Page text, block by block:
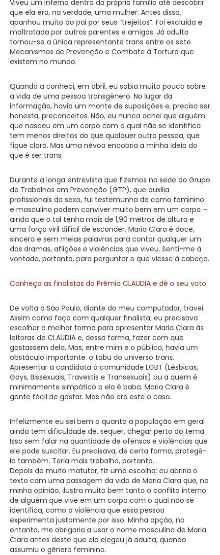
Viveu um inferno dentro da própria família até descobrir
que ela era, na verdade, uma mulher. Antes disso,
apanhou muito do pai por seus “trejeitos”. Foi excluída e
maltratada por outros parentes e amigos. Já adulta
tornou-se a única representante trans entre os sete
Mecanismos de Prevenção e Combate à Tortura que
existem no mundo.
Quando a conheci, em abril, eu sabia muito pouco sobre
a vida de uma pessoa transgênero. No lugar da
informação, havia um monte de suposições e, preciso ser
honesta, preconceitos. Não, eu nunca achei que alguém
que nasceu em um corpo com o qual não se identifica
tem menos direitos do que qualquer outra pessoa, que
fique claro. Mas uma névoa encobria a minha ideia do
que é ser trans.
Durante a longa entrevista que fizemos na sede do Grupo
de Trabalhos em Prevenção (GTP), que auxilia
profissionais do sexo, fui testemunha de como feminino
e masculino podem conviver muito bem em um corpo –
ainda que o tal tenha mais de 1,90 metros de altura e
uma força viril difícil de esconder. Maria Clara é doce,
sincera e sem meias palavras para contar qualquer um
dos dramas, aflições e violências que viveu. Senti-me à
vontade, portanto, para perguntar o que viesse à cabeça.
Conheça as finalistas do Prêmio CLAUDIA e dê o seu voto.
De volta a São Paulo, diante do meu computador, travei.
Assim como faço com qualquer finalista, eu precisava
escolher a melhor forma para apresentar Maria Clara às
leitoras de CLAUDIA e, dessa forma, fazer com que
gostassem dela. Mas, entre mim e o público, havia um
obstáculo importante: o tabu do universo trans.
Apresentar a candidata à comunidade LGBT (Lésbicas,
Gays, Bissexuais, Travestis e Transexuais) ou a quem é
minimamente simpático a ela é baba. Maria Clara é
gente fácil de gostar. Mas não era este o caso.
Infelizmente eu sei bem o quanto a população em geral
ainda tem dificuldade de, sequer, chegar perto do tema.
Isso sem falar na quantidade de ofensas e violências que
ele pode suscitar. Eu precisava, de certa forma, protegê-
la também. Teria mais trabalho, portanto.
Depois de muito matutar, fiz uma escolha: eu abriria o
texto com uma passagem da vida de Maria Clara que, na
minha opinião, ilustra muito bem tanto o conflito interno
de alguém que vive em um corpo com o qual não se
identifica, como a violência que essa pessoa
experimenta justamente por isso. Minha opção, no
entanto, me obrigaria a usar o nome masculino de Maria
Clara antes deste que ela elegeu já adulta, quando
assumiu o gênero feminino.